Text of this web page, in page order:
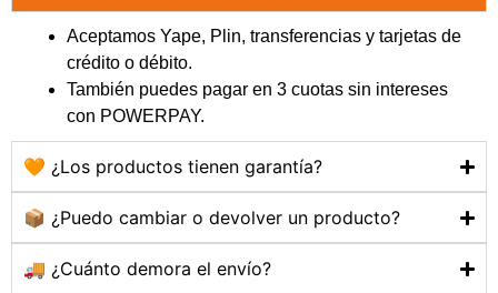
Aceptamos Yape, Plin, transferencias y tarjetas de
crédito o débito.
También puedes pagar en 3 cuotas sin intereses
con POWERPAY.
🧡 ¿Los productos tienen garantía?
📦 ¿Puedo cambiar o devolver un producto?
🚚 ¿Cuánto demora el envío?